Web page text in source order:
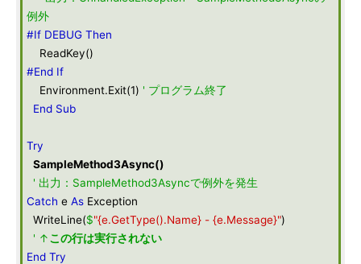
例外
#If DEBUG Then
ReadKey()
#End If
Environment.Exit(1) ' プログラム終了
End Sub
Try
SampleMethod3Async()
' 出力：SampleMethod3Asyncで例外を発生
Catch e As Exception
WriteLine($"{e.GetType().Name} - {e.Message}")
' ↑この行は実行されない
End Try